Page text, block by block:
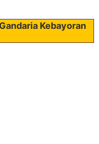
Kebayoran